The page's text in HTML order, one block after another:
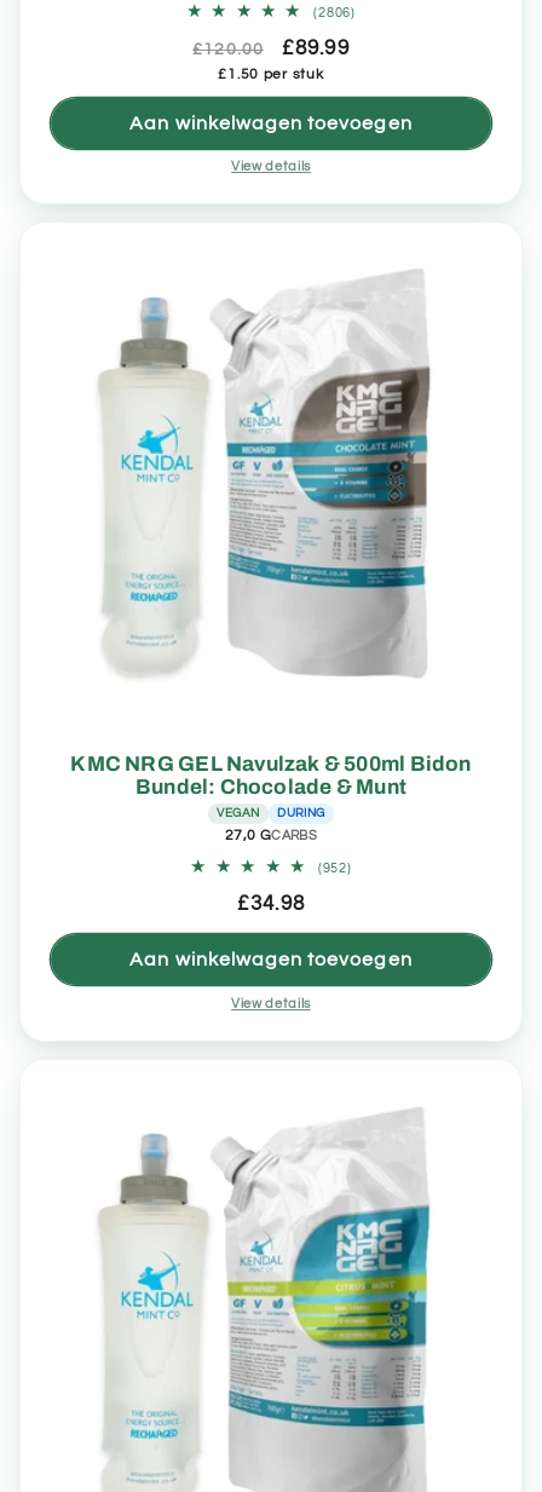
(2806)2806
Normale
prijs
£120.00 Aanbiedingsprijs
£89.99
Eenheidsprijs
£1.50 per stuk
Aan winkelwagen toevoegen
View details
KMC NRG GEL Navulzak & 500ml Bidon
Bundel: Chocolade & Munt
VEGAN DURING
27,0 GCARBS
(952)952
Normale
prijs
£34.98
Aan winkelwagen toevoegen
View details